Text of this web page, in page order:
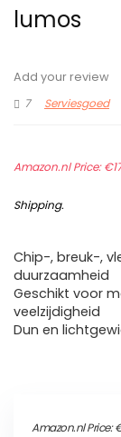
lumos
Add your review
7
Serviesgoed
Amazon.nl Price:€
Shipping.
Chip-, breuk-,
duurzaamheid
Geschikt voor
veelzijdigheid
Dun en
Amazon.nl Price: